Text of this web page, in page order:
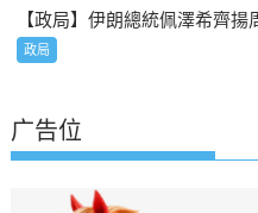
【政局】伊朗總統佩澤希齊揚
政局
广告位